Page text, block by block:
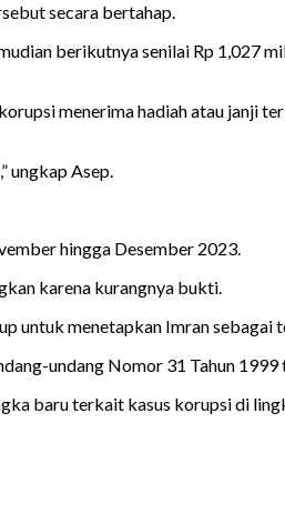
secara bertahap.
berikutnya senilai Rp 1,027
menerima hadiah atau janji
ungkap Asep.
hingga Desember 2023.
karena kurangnya bukti.
untuk menetapkan Imran sebagai
undang Nomor 31 Tahun
baru terkait kasus korupsi di